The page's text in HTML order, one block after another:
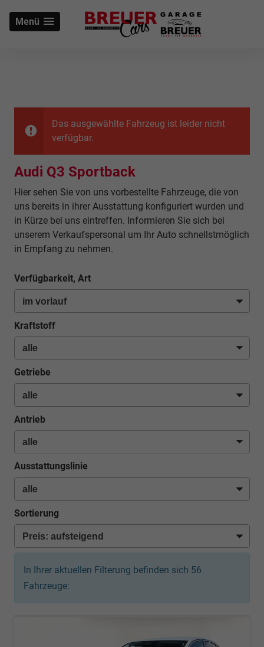
Menü
Das ausgewählte Fahrzeug ist leider nicht
verfügbar.
Audi Q3 Sportback
Hier sehen Sie von uns vorbestellte Fahrzeuge, die von
uns bereits in ihrer Ausstattung konfiguriert wurden und
in Kürze bei uns eintreffen. Informieren Sie sich bei
unserem Verkaufspersonal um Ihr Auto schnellstmöglich
in Empfang zu nehmen.
Verfügbarkeit, Art
Kraftstoff
Getriebe
Antrieb
Ausstattungslinie
Sortierung
In Ihrer aktuellen Filterung befinden sich 56
Fahrzeuge: